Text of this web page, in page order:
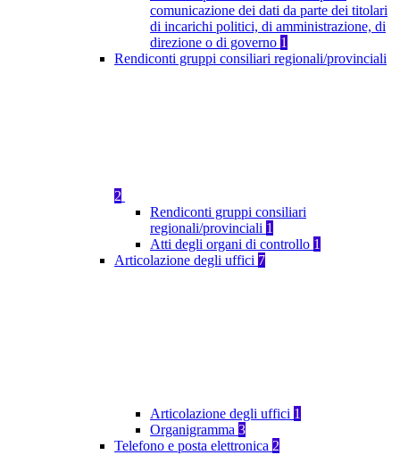
comunicazione dei dati da parte dei titolari
di incarichi politici, di amministrazione, di
direzione o di governo 1
Rendiconti gruppi consiliari regionali/provinciali
2
Rendiconti gruppi consiliari
regionali/provinciali 1
Atti degli organi di controllo 1
Articolazione degli uffici 7
Articolazione degli uffici 1
Organigramma 3
Telefono e posta elettronica 2